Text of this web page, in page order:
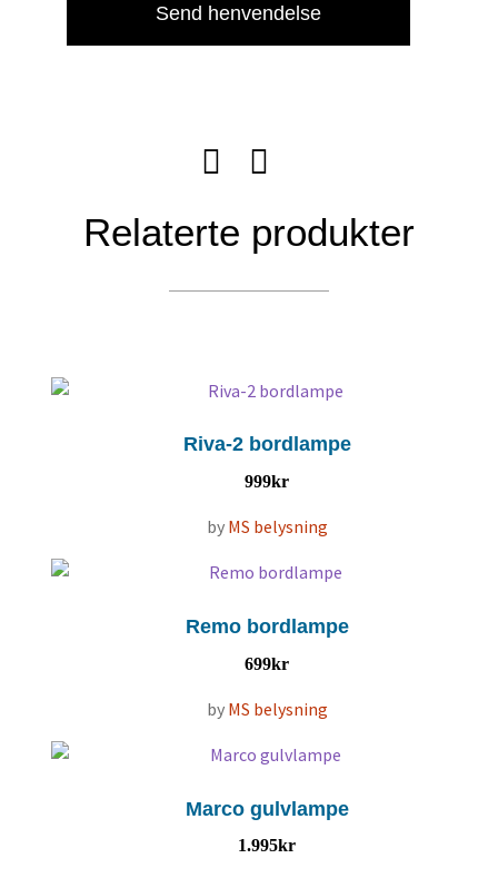
Send henvendelse
Relaterte produkter
Riva-2 bordlampe
999kr
by MS belysning
Remo bordlampe
699kr
by MS belysning
Marco gulvlampe
1.995kr